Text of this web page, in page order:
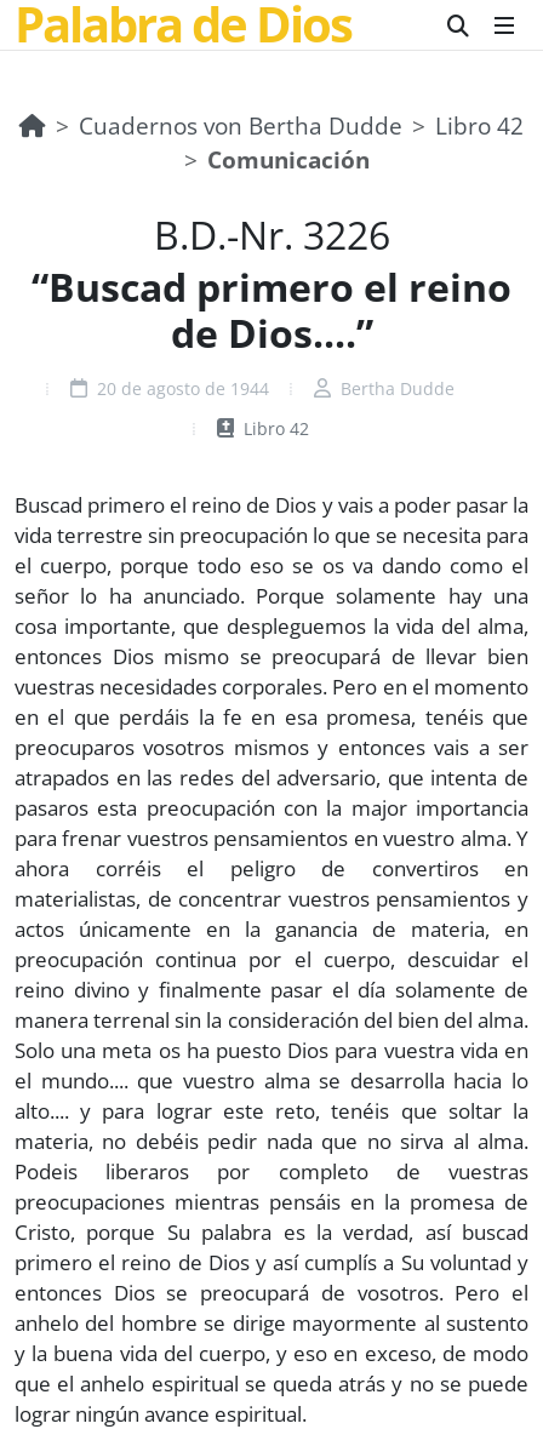
Palabra de Dios
Cuadernos von Bertha Dudde
Libro 42
Comunicación
B.D.-Nr. 3226
“Buscad primero el reino
de Dios....”
20 de agosto de 1944
Bertha Dudde
Libro 42
Buscad primero el reino de Dios y vais a poder pasar la
vida terrestre sin preocupación lo que se necesita para
el cuerpo, porque todo eso se os va dando como el
señor lo ha anunciado. Porque solamente hay una
cosa importante, que despleguemos la vida del alma,
entonces Dios mismo se preocupará de llevar bien
vuestras necesidades corporales. Pero en el momento
en el que perdáis la fe en esa promesa, tenéis que
preocuparos vosotros mismos y entonces vais a ser
atrapados en las redes del adversario, que intenta de
pasaros esta preocupación con la major importancia
para frenar vuestros pensamientos en vuestro alma. Y
ahora corréis el peligro de convertiros en
materialistas, de concentrar vuestros pensamientos y
actos únicamente en la ganancia de materia, en
preocupación continua por el cuerpo, descuidar el
reino divino y finalmente pasar el día solamente de
manera terrenal sin la consideración del bien del alma.
Solo una meta os ha puesto Dios para vuestra vida en
el mundo.... que vuestro alma se desarrolla hacia lo
alto.... y para lograr este reto, tenéis que soltar la
materia, no debéis pedir nada que no sirva al alma.
Podeis liberaros por completo de vuestras
preocupaciones mientras pensáis en la promesa de
Cristo, porque Su palabra es la verdad, así buscad
primero el reino de Dios y así cumplís a Su voluntad y
entonces Dios se preocupará de vosotros. Pero el
anhelo del hombre se dirige mayormente al sustento
y la buena vida del cuerpo, y eso en exceso, de modo
que el anhelo espiritual se queda atrás y no se puede
lograr ningún avance espiritual.